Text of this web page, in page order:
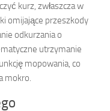
kurz, zwłaszcza w
omijające przeszkody
odkurzania o
utrzymanie
mopowania, co
mokro.